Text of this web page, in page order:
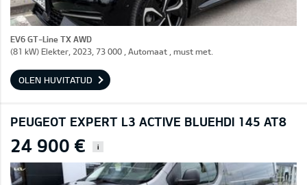
EV6 GT-Line TX AWD
(81 kW) Elekter, 2023, 73 000 , Automaat , must met.
OLEN HUVITATUD
PEUGEOT EXPERT L3 ACTIVE BLUEHDI 145 AT8
24 900 € i